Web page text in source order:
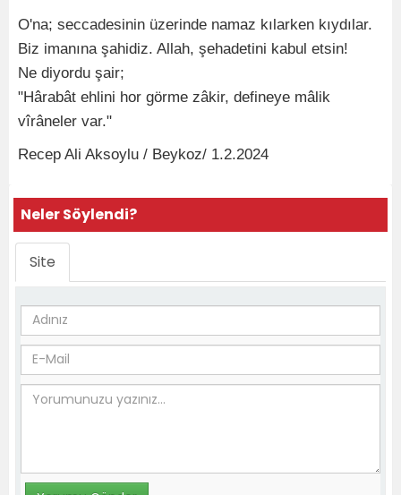
O'na; seccadesinin üzerinde namaz kılarken kıydılar.
Biz imanına şahidiz. Allah, şehadetini kabul etsin!
Ne diyordu şair;
"Hârabât ehlini hor görme zâkir, defineye mâlik
vîrâneler var."
Recep Ali Aksoylu / Beykoz/ 1.2.2024
Neler Söylendi?
Site